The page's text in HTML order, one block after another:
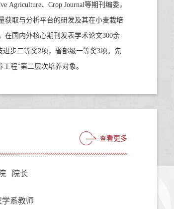
Agriculture、 Crop Journal等期刊编委，
获取与分析平台的研发及其在小麦栽培
在国内外核心期刊发表学术论文300余
进步二等奖2项，省部级一等奖3项。先
工程”第二层次培养对象。
查看更多
院长
系教师